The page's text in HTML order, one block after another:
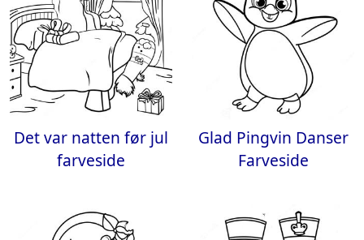
Det var natten før jul
farveside
Glad Pingvin Danser
Farveside